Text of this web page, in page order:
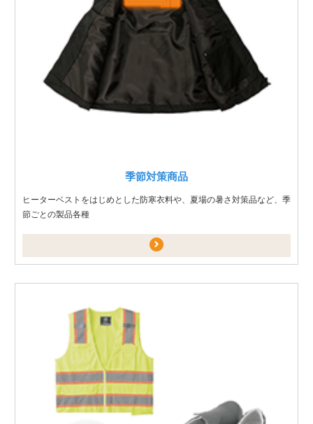
季節対策商品
ヒーターベストをはじめとした防寒衣料や、夏場の暑さ対策品など、季
節ごとの製品各種